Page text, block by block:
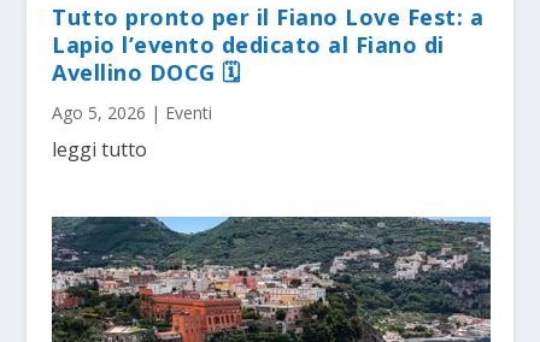
Tutto pronto per il Fiano Love Fest: a
Lapio l’evento dedicato al Fiano di
Avellino DOCG 🗓
Ago 5, 2026 | Eventi
leggi tutto